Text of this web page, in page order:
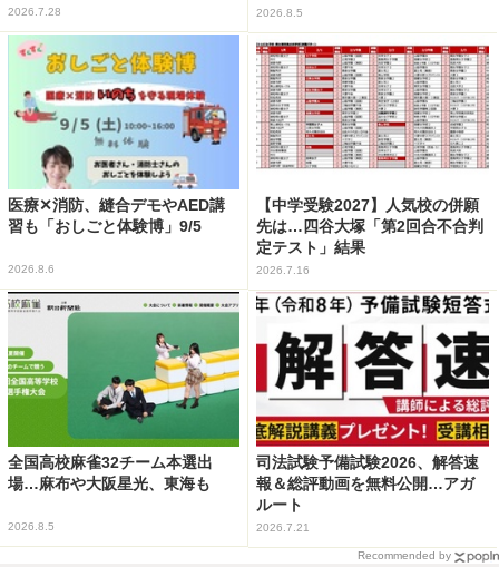
2026.7.28 2026.8.5
医療✕消防、縫合デモやAED講
習も「おしごと体験博」9/5
2026.8.6
【中学受験2027】人気校の併願
先は…四谷大塚「第2回合不合判
定テスト」結果
2026.7.16
全国高校麻雀32チーム本選出
場…麻布や大阪星光、東海も
2026.8.5
司法試験予備試験2026、解答速
報＆総評動画を無料公開…アガ
ルート
2026.7.21
Recommended by